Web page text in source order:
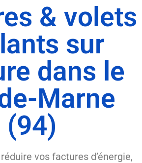
& volets
sur
dans le
Marne
(94)
vos factures d’énergie,